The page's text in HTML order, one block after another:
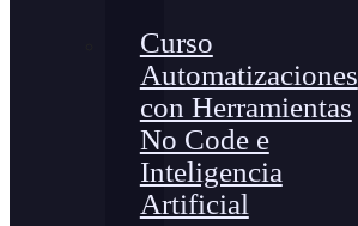
Curso
Automatizaciones
con Herramientas
No Code e
Inteligencia
Artificial